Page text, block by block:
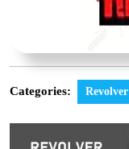
Categories: Revolver